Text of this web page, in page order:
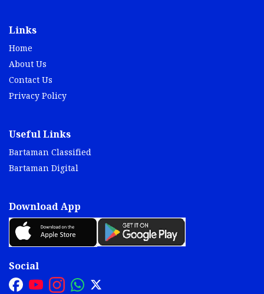
Links
Home
About Us
Contact Us
Privacy Policy
Useful Links
Bartaman Classified
Bartaman Digital
Download App
Social